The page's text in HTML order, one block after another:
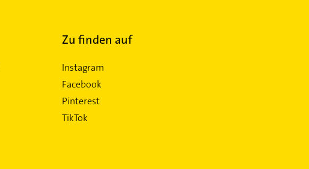
Zu finden auf
Instagram
Facebook
Pinterest
TikTok